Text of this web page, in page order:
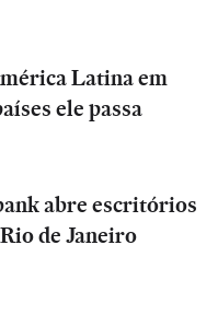
Latina em
ele passa
abre escritórios
de Janeiro